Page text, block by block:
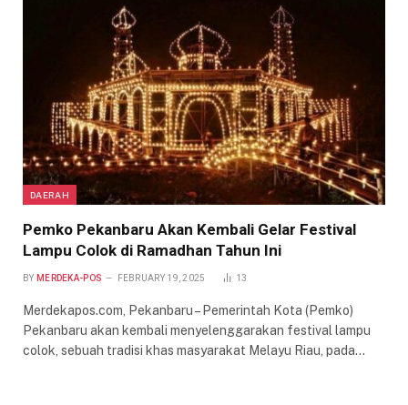
DAERAH
Pemko Pekanbaru Akan Kembali Gelar Festival
Lampu Colok di Ramadhan Tahun Ini
BY MERDEKA-POS FEBRUARY 19, 2025 13
Merdekapos.com, Pekanbaru – Pemerintah Kota (Pemko)
Pekanbaru akan kembali menyelenggarakan festival lampu
colok, sebuah tradisi khas masyarakat Melayu Riau, pada…